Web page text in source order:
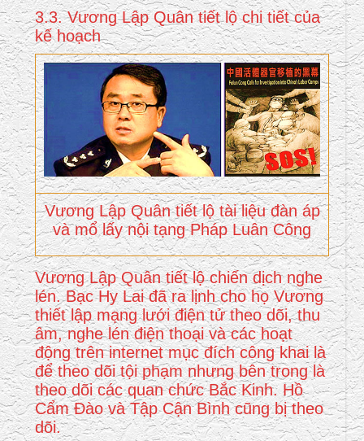
3.3. Vương Lập Quân tiết lộ chi tiết của
kế hoạch
Vương Lập Quân tiết lộ tài liệu đàn áp
và mổ lấy nội tạng Pháp Luân Công
Vương Lập Quân tiết lộ chiến dịch nghe
lén. Bạc Hy Lai đã ra lịnh cho họ Vương
thiết lập mạng lưới điện tử theo dõi, thu
âm, nghe lén điện thoại và các hoạt
động trên internet mục đích công khai là
để theo dõi tội phạm nhưng bên trong là
theo dõi các quan chức Bắc Kinh. Hồ
Cẩm Đào và Tập Cận Bình cũng bị theo
dõi.